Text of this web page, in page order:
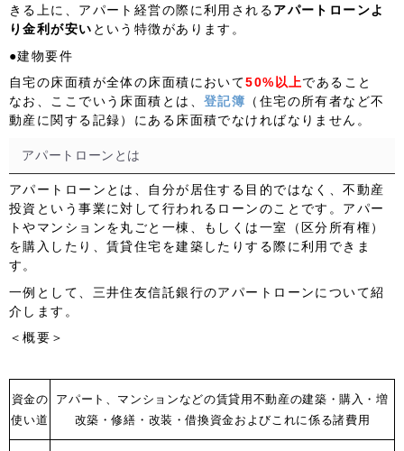
きる上に、アパート経営の際に利用されるアパートローンよ
り金利が安い という特徴があります。
●建物要件
自宅の床面積が全体の床面積において50%以上であること
なお、ここでいう床面積とは、登記簿 （住宅の所有者など不
動産に関する記録）にある床面積でなければなりません。
アパートローンとは
アパートローンとは、自分が居住する目的ではなく、不動産
投資という事業に対して行われるローンのことです。アパー
トやマンションを丸ごと一棟、もしくは一室（区分所有権）
を購入したり、賃貸住宅を建築したりする際に利用できま
す。
一例として、三井住友信託銀行のアパートローンについて紹
介します。
＜概要＞
資金の
使い道
アパート、マンションなどの賃貸用不動産の建築・購入・増
改築・修繕・改装・借換資金およびこれに係る諸費用